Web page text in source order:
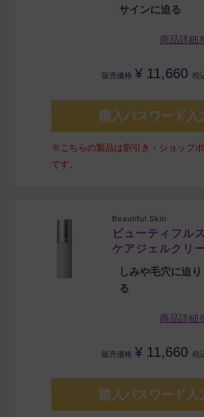
サインに迫る
商品詳細
販売価格 ¥ 11,660 税
購入パスワード入
※こちらの製品は割引き・ショップ
です。
Beautiful Skin
ビューティフル
ケアジェルクリ
しみや毛穴に迫
る
商品詳細
販売価格 ¥ 11,660 税
購入パスワード入